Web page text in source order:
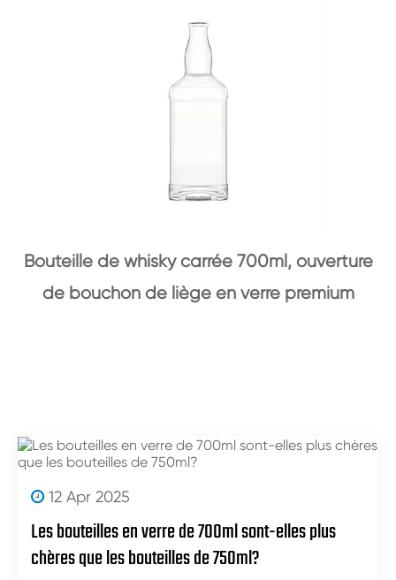
Bouteille de whisky carrée 700ml, ouverture
de bouchon de liège en verre premium
12 Apr 2025
Les bouteilles en verre de 700ml sont-elles plus
chères que les bouteilles de 750ml?